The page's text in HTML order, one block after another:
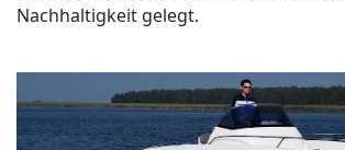
Nachhaltigkeit gelegt.